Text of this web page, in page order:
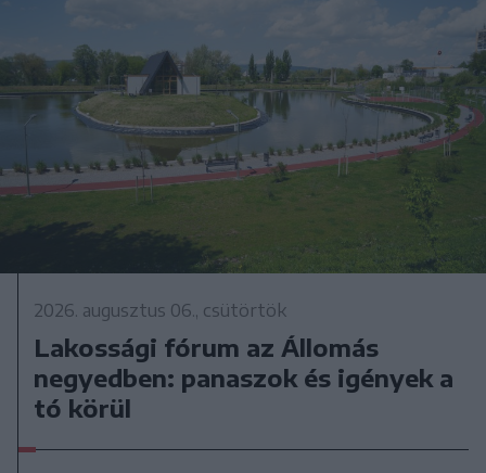
2026. augusztus 06., csütörtök
Lakossági fórum az Állomás
negyedben: panaszok és igények a
tó körül